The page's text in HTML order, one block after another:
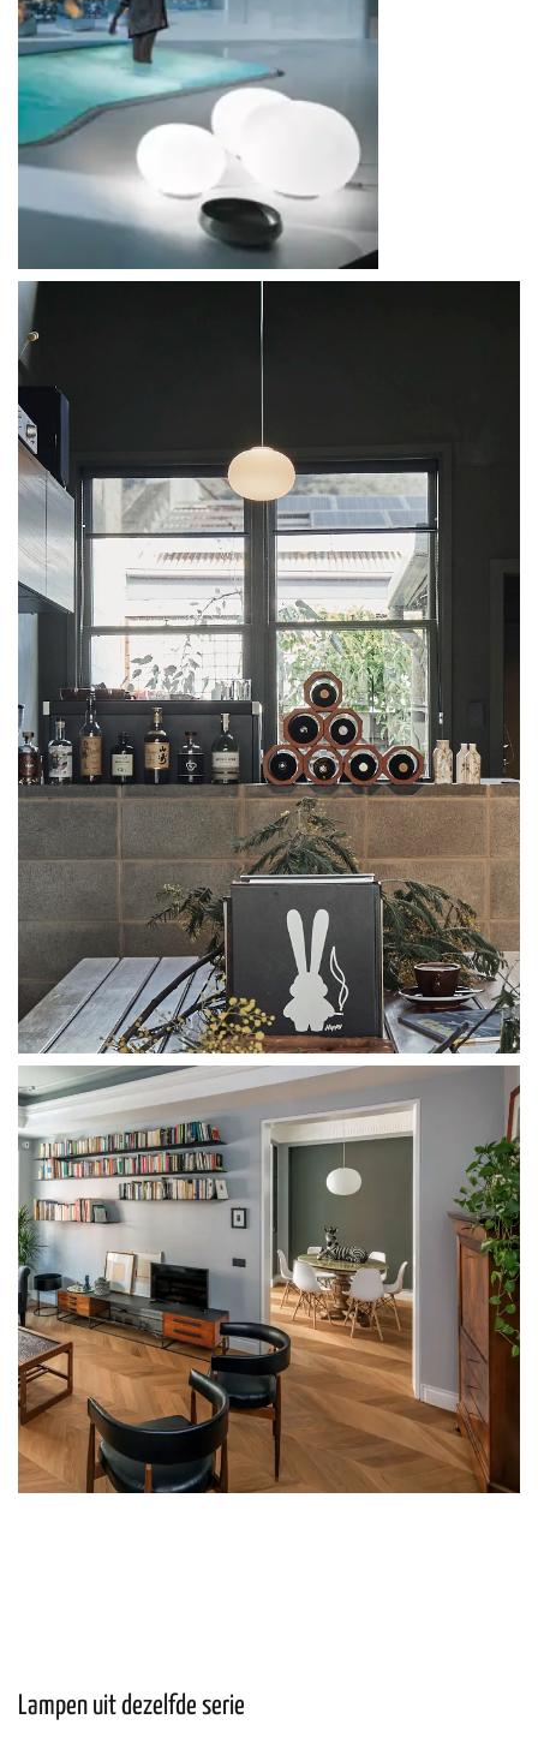
Lampen uit dezelfde serie